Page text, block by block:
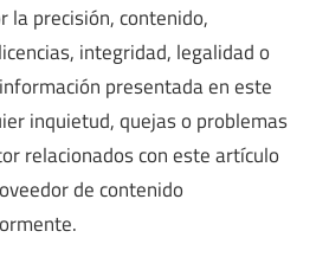
la precisión, contenido,
integridad, legalidad o
presentada en este
inquietud, quejas o problemas
relacionados con este artículo
de contenido